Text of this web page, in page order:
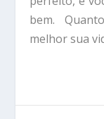
bem.
melhor sua